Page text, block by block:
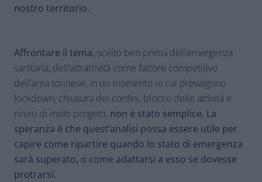
nostro territorio.
Affrontare il tema, scelto ben prima dell’emergenza
sanitaria, dell’attrattività come fattore competitivo
dell’area torinese, in un momento in cui prevalgono
lockdown, chiusura dei confini, blocco delle attività e
rinvio di molti progetti, non è stato semplice. La
speranza è che quest’analisi possa essere utile per
capire come ripartire quando lo stato di emergenza
sarà superato, o come adattarsi a esso se dovesse
protrarsi.